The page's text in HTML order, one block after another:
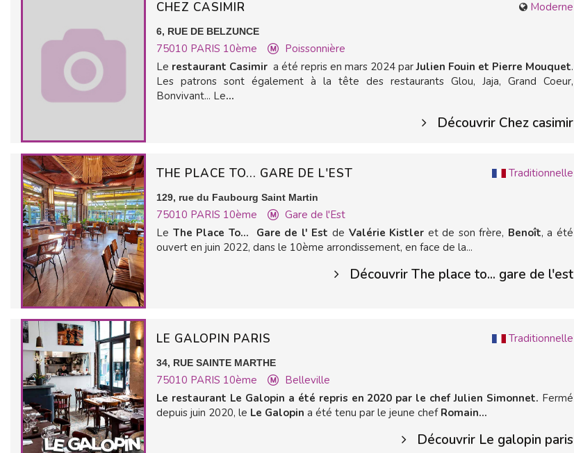
Moderne
CHEZ CASIMIR
6, RUE DE BELZUNCE
75010 PARIS 10ème
Poissonnière
Le restaurant Casimir a été repris en mars 2024 parJulien Fouin et Pierre Mouquet.
Les patrons sont également à la tête des restaurants Glou, Jaja, Grand Coeur,
Bonvivant... Le...
Découvrir Chez casimir
Traditionnelle
THE PLACE TO... GARE DE L'EST
129, rue du Faubourg Saint Martin
75010 PARIS 10ème
Gare de l'Est
Le The Place To... Gare de l' Est de Valérie Kistler et de son frère, Benoît, a été
ouvert en juin 2022, dans le 10ème arrondissement, en face de la...
Découvrir The place to... gare de l'est
Traditionnelle
LE GALOPIN PARIS
34, RUE SAINTE MARTHE
75010 PARIS 10ème
Belleville
Le restaurant Le Galopin a été repris en 2020 par le chef Julien Simonnet. Fermé
depuis juin 2020, le Le Galopin a été tenu par le jeune chef Romain...
Découvrir Le galopin paris